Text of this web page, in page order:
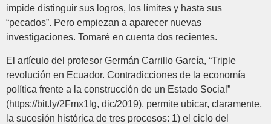
impide distinguir sus logros, los límites y hasta sus
“pecados”. Pero empiezan a aparecer nuevas
investigaciones. Tomaré en cuenta dos recientes.
El artículo del profesor Germán Carrillo García, “Triple
revolución en Ecuador. Contradicciones de la economía
política frente a la construcción de un Estado Social”
(https://bit.ly/2Fmx1lg, dic/2019), permite ubicar, claramente,
la sucesión histórica de tres procesos: 1) el ciclo del